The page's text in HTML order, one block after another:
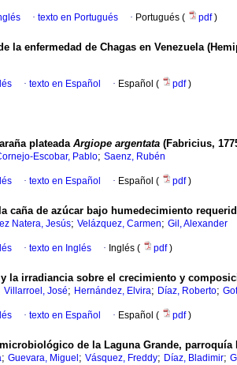
· texto en Portugués · Portugués ( pdf)
la enfermedad de Chagas en Venezuela
· texto en Español · Español ( pdf)
plateada Argiope argentata (Fabricius,
Escobar, Pablo; Saenz, Rubén
· texto en Español · Español ( pdf)
caña de azúcar bajo humedecimiento
Natera, Jesús; Velázquez, Carmen; Gil, Alexander
· texto en Inglés · Inglés ( pdf)
la irradiancia sobre el crecimiento y
Villarroel, José; Hernández, Elvira; Díaz, Roberto;
· texto en Español · Español ( pdf)
de la Laguna Grande, parroquía
; Guevara, Miguel ; Vásquez, Freddy; Díaz, Bladimir;